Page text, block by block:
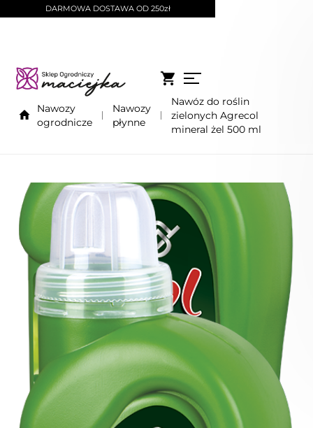
DARMOWA DOSTAWA OD 250zł
Nawozy
ogrodnicze
Nawozy
płynne
Nawóz do roślin
zielonych Agrecol
mineral żel 500 ml